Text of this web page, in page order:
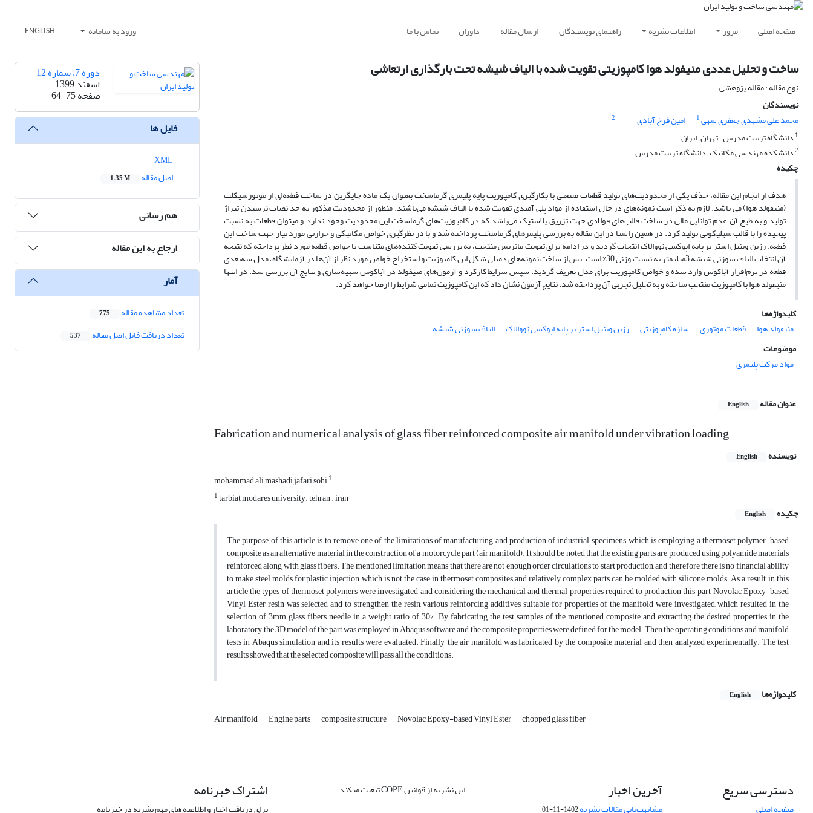
صفحه اصلی مرور اطلاعات نشریه راهنمای نویسندگان ارسال مقاله داوران تماس با ما ورود به سامانه ENGLISH
ساخت و تحلیل عددی منیفولد هوا کامپوزیتی تقویت شده با الیاف شیشه تحت بارگذاری ارتعاشی
نوع مقاله : مقاله پژوهشی
نویسندگان
محمد علی مشهدی جعفری سهی1 امین فرخ آبادی
2
1 دانشگاه تربیت مدرس ، تهران، ایران
2دانشکده مهندسی مکانیک، دانشگاه تربیت مدرس
چکیده
هدف از انجام این مقاله، حذف یکی از محدودیت‌های تولید قطعات صنعتی با بکارگیری کامپوزیت پایه پلیمری گرماسخت بعنوان یک ماده جایگزین در ساخت قطعه‌ای از موتورسیکلت
(منیفولد هوا) می باشد. لازم به ذکر است نمونه‌های در حال استفاده از مواد پلی آمیدی تقویت شده با الیاف شیشه می‌باشند. منظور از محدودیت مذکور به حد نصاب نرسیدن تیراژ
تولید و به طبع آن عدم توانایی مالی در ساخت قالب‌های فولادی جهت تزریق پلاستیک می‌باشد که در کامپوزیت‌های گرماسخت این محدودیت وجود ندارد و میتوان قطعات به نسبت
پیچیده را با قالب سیلیکونی تولید کرد. در همین راستا در این مقاله به بررسی پلیمرهای گرماسخت پرداخته شد و با در نظرگیری خواص مکانیکی و حرارتی مورد نیاز جهت ساخت این
قطعه، رزین وینیل استر بر پایه اپوکسی نووالاک انتخاب گردید و در ادامه برای تقویت ماتریس منتخب، به بررسی تقویت کننده‌های متناسب با خواص قطعه مورد نظر پرداخته که نتیجه
آن انتخاب الیاف سوزنی شیشه 3میلیمتر به نسبت وزنی 30% است. پس از ساخت نمونه‌های دمبلی شکل این کامپوزیت و استخراج خواص مورد نظر از آن‌ها در آزمایشگاه، مدل سه‌بعدی
قطعه در نرم‌افزار آباکوس وارد شده و خواص کامپوزیت برای مدل تعریف گردید. سپس شرایط کارکرد و آزمون‌های منیفولد در آباکوس شبیه‌سازی و نتایج آن بررسی شد. در انتها
منیفولد هوا با کامپوزیت منتخب ساخته و به تحلیل تجربی آن پرداخته شد. نتایج آزمون نشان داد که این کامپوزیت تمامی شرایط را ارضا خواهد کرد.
کلیدواژه‌ها
منیفولد هوا
قطعات موتوری سازه کامپوزیتی رزین وینیل استر بر پایه اپوکسی نووالاک
الیاف سوزنی شیشه
موضوعات
مواد مرکب پلیمری
عنوان مقاله English
Fabrication and numerical analysis of glass fiber reinforced composite air manifold under vibration loading
نویسنده English
mohammad ali mashadi jafari sohi1
1tarbiat modares university. tehran . iran
چکیده
English
The purpose of this article is to remove one of the limitations of manufacturing and production of industrial specimens, which is employing a thermoset polymer-based
composite as an alternative material in the construction of a motorcycle part (air manifold). It should be noted that the existing parts are produced using polyamide materials
reinforced along with glass fibers. The mentioned limitation means that there are not enough order circulations to start production, and therefore there is no financial ability
to make steel molds for plastic injection, which is not the case in thermoset composites, and relatively complex parts can be molded with silicone molds. As a result, in this
article the types of thermoset polymers were investigated and considering the mechanical and thermal properties required to production this part, Novolac Epoxy-based
Vinyl Ester resin was selected and to strengthen the resin, various reinforcing additives suitable for properties of the manifold were investigated, which resulted in the
selection of 3mm glass fibers needle in a weight ratio of 30%. By fabricating the test samples of the mentioned composite and extracting the desired properties in the
laboratory, the 3D model of the part was employed in Abaqus software and the composite properties were defined for the model. Then the operating conditions and manifold
tests in Abaqus simulation and its results were evaluated. Finally, the air manifold was fabricated by the composite material and then analyzed experimentally. The test
results showed that the selected composite will pass all the conditions.
کلیدواژه‌ها English
Air manifold Engine parts composite structure Novolac Epoxy-based Vinyl Ester chopped glass fiber
دوره 7، شماره 12
اسفند 1399
صفحه64-75
فایل ها
اصل مقاله
1.35 M
هم رسانی
ارجاع به این مقاله
آمار
تعداد مشاهده مقاله 775
تعداد دریافت فایل اصل مقاله 537
دسترسی سریع
صفحه اصلی
آخرین اخبار
مشابهت‌یابی مقالات نشریه1402-11-01
این نشریه از قوانین COPE تبعیت میکند. اشتراک خبرنامه
برای دریافت اخبار و اطلاعیه های مهم نشریه در خبرنامه